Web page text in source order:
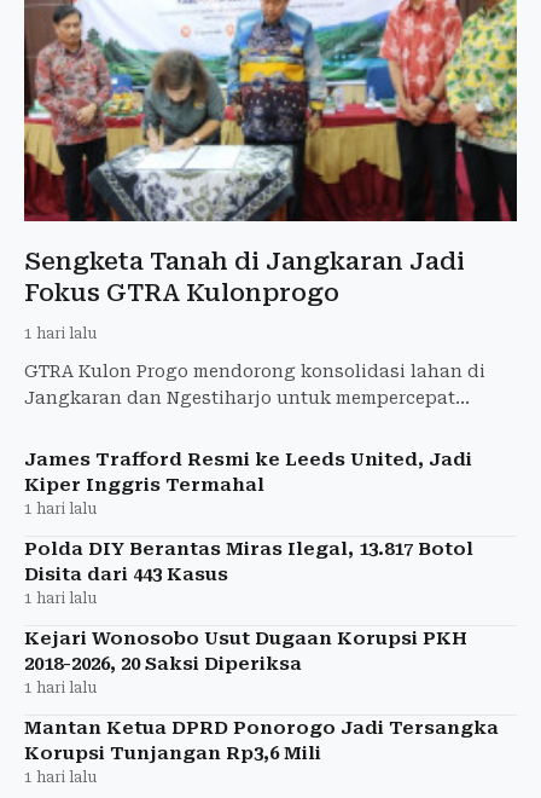
Sengketa Tanah di Jangkaran Jadi
Fokus GTRA Kulonprogo
1 hari lalu
GTRA Kulon Progo mendorong konsolidasi lahan di
Jangkaran dan Ngestiharjo untuk mempercepat
James Trafford Resmi ke Leeds United, Jadi
Kiper Inggris Termahal
1 hari lalu
Polda DIY Berantas Miras Ilegal, 13.817 Botol
Disita dari 443 Kasus
1 hari lalu
Kejari Wonosobo Usut Dugaan Korupsi PKH
2018-2026, 20 Saksi Diperiksa
1 hari lalu
Mantan Ketua DPRD Ponorogo Jadi Tersangka
Korupsi Tunjangan Rp3,6 Mili
1 hari lalu